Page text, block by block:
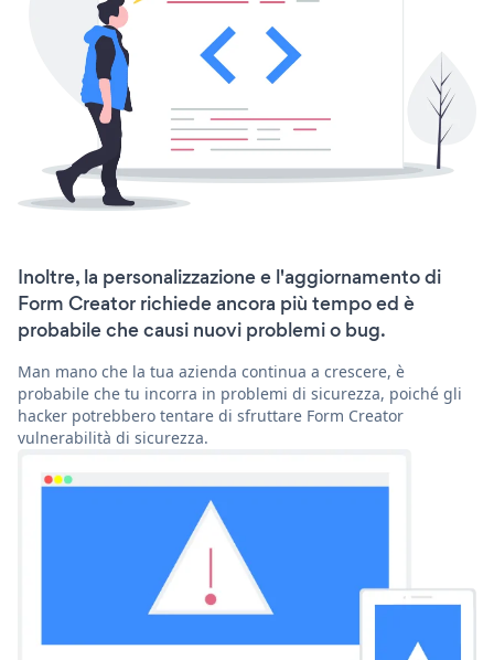
Inoltre, la personalizzazione e l'aggiornamento di
Form Creator richiede ancora più tempo ed è
probabile che causi nuovi problemi o bug.
Man mano che la tua azienda continua a crescere, è
probabile che tu incorra in problemi di sicurezza, poiché gli
hacker potrebbero tentare di sfruttare Form Creator
vulnerabilità di sicurezza.